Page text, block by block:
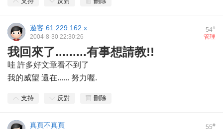
54#
遊客 61.229.162.x
管理
2004-8-30 22:30:26
我回來了.........有事想請教!!
哇 許多好文章看不到了
我的威望 還在...... 努力喔.
支持 反對 刪除
55#
真頁不真頁